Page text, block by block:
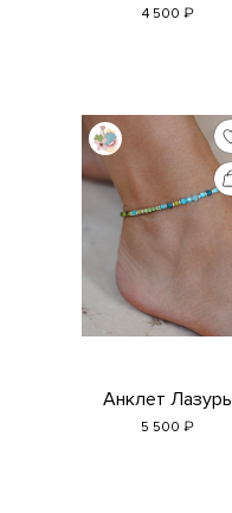
4 500 ₽
Анклет Лазурь
5 500 ₽